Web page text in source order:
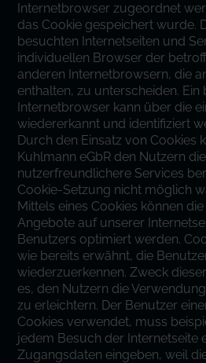
Internetbrowser zugeordnet
das Cookie gespeichert wurde.
besuchten Internetseiten und
individuellen Browser der
anderen Internetbrowsern, die
enthalten, zu unterscheiden.
Internetbrowser kann über die
wiedererkannt und identifiziert
Durch den Einsatz von Cookies
Kuhlmann eGbR den Nutzern
nutzerfreundlichere Services
Cookie-Setzung nicht möglich
Mittels eines Cookies können
Angebote auf unserer
Benutzers optimiert werden.
wie bereits erwähnt, die
wiederzuerkennen. Zweck
es, den Nutzern die
zu erleichtern. Der Benutzer
Cookies verwendet, muss
jedem Besuch der Internetseite
Zugangsdaten eingeben, weil